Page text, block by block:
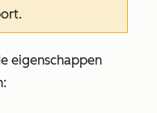
eigenschappen